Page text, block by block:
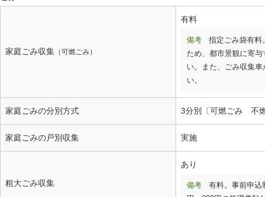
家庭ごみ収集 （可燃ごみ）
有料
備考
指定ごみ袋有料
ため、都市景観に寄
い。また、ごみ収集
い。
家庭ごみの分別方式 3分別〔可燃ごみ 不
家庭ごみの戸別収集 実施
粗大ごみ収集
あり
備考
有料。事前申込